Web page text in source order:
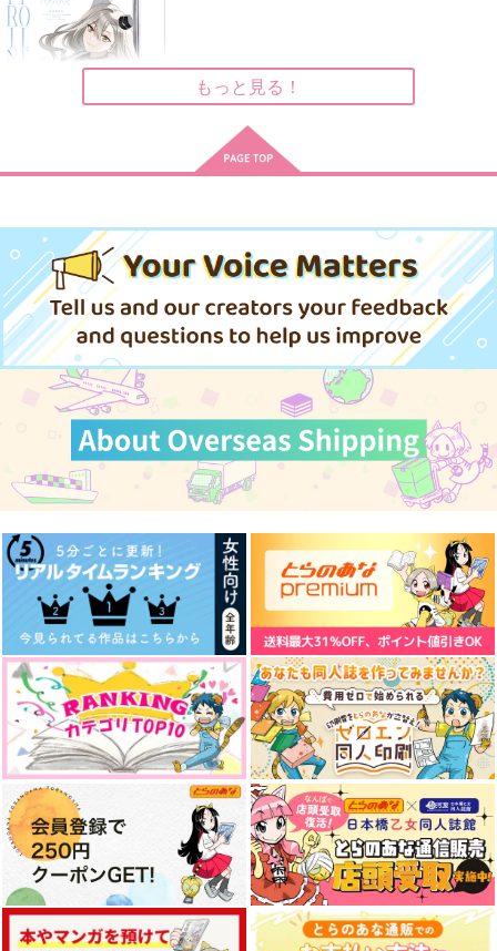
お義父さんは迂闊なの
で～ロックバレー編～
南乃もふもふ狂
457円 （税込）
天鬼×摂津のきり丸
サンプル
ゆ
ginn漫画背景集
1,572 円（税込）
サンプル
作品詳細
せんせーは天然素材
（税込）
アシスタント×漫画家
サンプル
作品詳細
ひとしずく×やま△楽
曲設定資料集vol.2
team OS
1,634円（税込）
鏡音リン
サンプル
作品詳細
定資料集 アクリルペ
ンライトスタンド付き
限定版 ユカリ ver.
KADOKAWA
7,700円 （税込）
サンプル
作品詳細
もっと見る！